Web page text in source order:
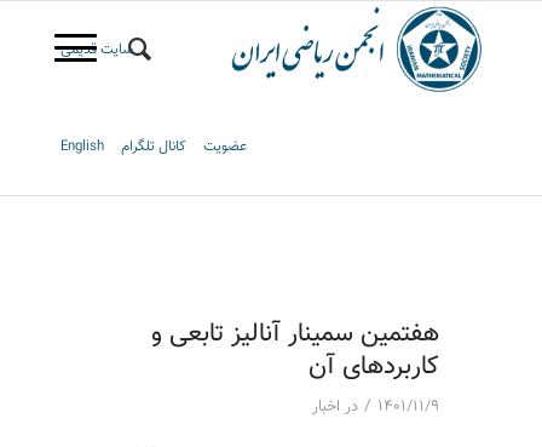
سایت قدیمی
عضویت کانال تلگرام English
هفتمین سمینار آنالیز تابعی و
کاربردهای آن
۱۴۰۱/۱۱/۹ / در اخبار